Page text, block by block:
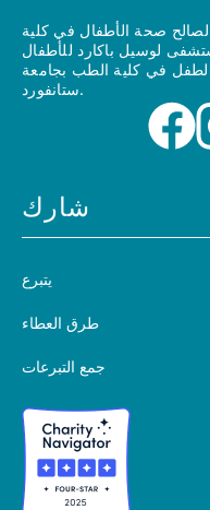
لصالح صحة الأطفال في كلية
لوسيل باكارد للأطفال
في كلية الطب بجامعة
ستانفورد.
شارك
يتبرع
طرق العطاء
جمع التبرعات